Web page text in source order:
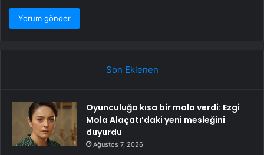
Son Eklenen
Oyunculuğa kısa bir mola verdi: Ezgi
Mola Alaçatı’daki yeni mesleğini
duyurdu
Ağustos 7, 2026